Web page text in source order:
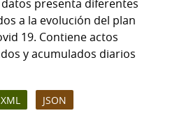
presenta diferentes
a la evolución del plan
19. Contiene actos
y acumulados diarios
XML JSON